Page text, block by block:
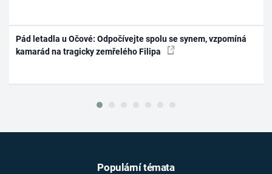
Pád letadla u Očové: Odpočívejte spolu se synem, vzpomíná
kamarád na tragicky zemřelého Filipa
Populární témata